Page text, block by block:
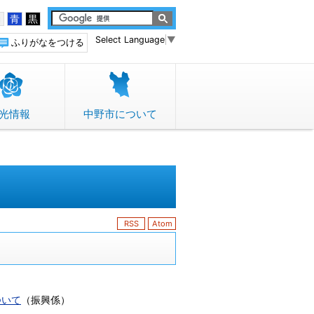
青 黒
Select Language ▼
ふりがなをつける
情報 中野市について
RSS Atom
て （振興係）